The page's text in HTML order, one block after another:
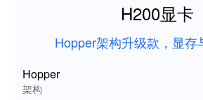
H200显卡
Hopper架构升级款，显存
Hopper
架构